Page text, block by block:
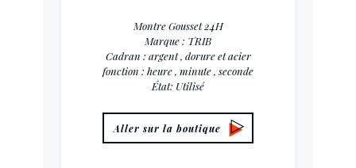
Montre Gousset 24H
Marque : TRIB
Cadran : argent , dorure et acier
fonction : heure , minute , seconde
État: Utilisé
Aller sur la boutique